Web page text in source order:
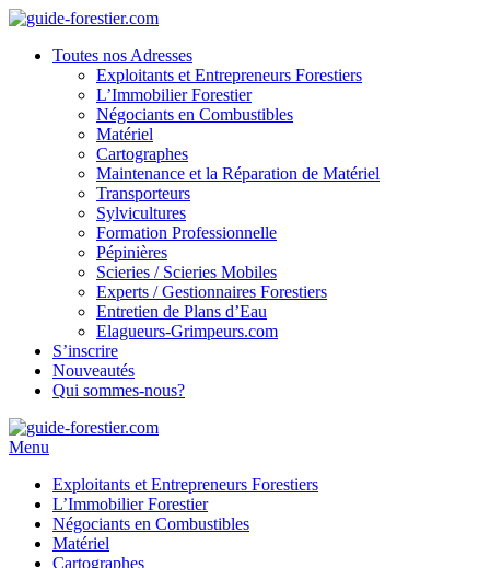
Toutes nos Adresses
Exploitants et Entrepreneurs Forestiers
L’Immobilier Forestier
Négociants en Combustibles
Matériel
Cartographes
Maintenance et la Réparation de Matériel
Transporteurs
Sylvicultures
Formation Professionnelle
Pépinières
Scieries / Scieries Mobiles
Experts / Gestionnaires Forestiers
Entretien de Plans d’Eau
Elagueurs-Grimpeurs.com
S’inscrire
Nouveautés
Qui sommes-nous?
Menu
Exploitants et Entrepreneurs Forestiers
L’Immobilier Forestier
Négociants en Combustibles
Matériel
Cartographes